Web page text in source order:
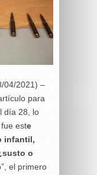
04/2021) –
para
día 28, lo
este
infantil,
o
el primero